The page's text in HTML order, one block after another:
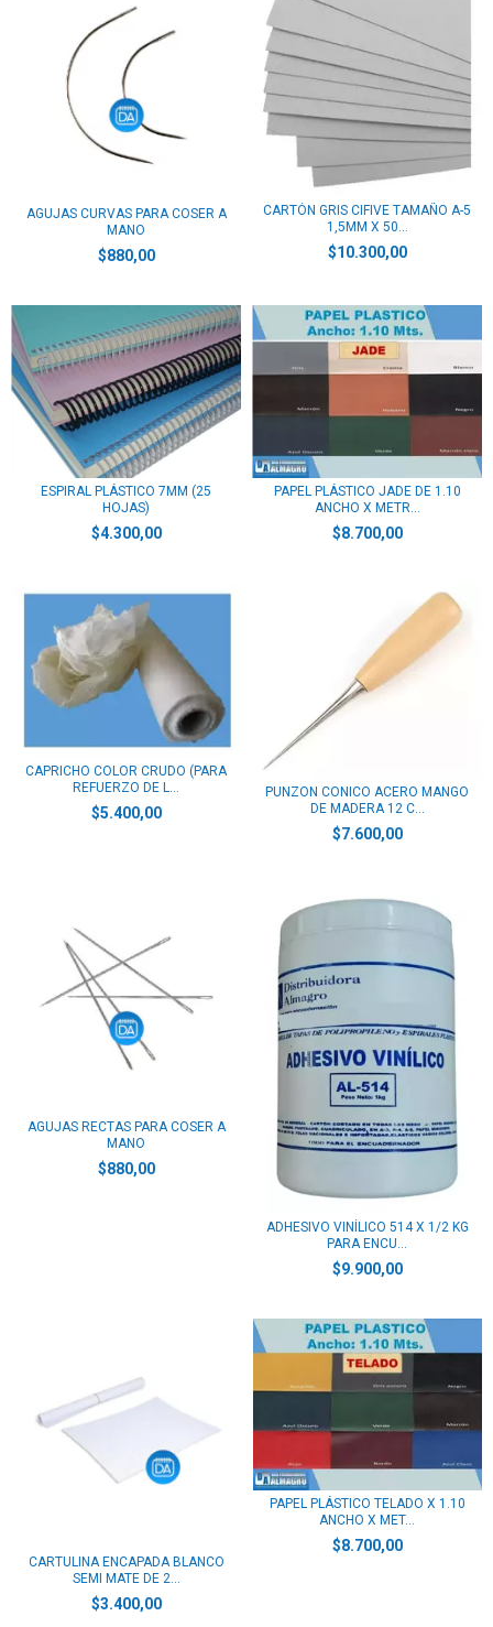
AGUJAS CURVAS PARA COSER A
MANO
$880,00
CARTÓN GRIS CIFIVE TAMAÑO A-5
1,5MM X 50...
$10.300,00
ESPIRAL PLÁSTICO 7MM (25
HOJAS)
$4.300,00
PAPEL PLÁSTICO JADE DE 1.10
ANCHO X METR...
$8.700,00
CAPRICHO COLOR CRUDO (PARA
REFUERZO DE L...
$5.400,00
PUNZON CONICO ACERO MANGO
DE MADERA 12 C...
$7.600,00
AGUJAS RECTAS PARA COSER A
MANO
$880,00
ADHESIVO VINÍLICO 514 X 1/2 KG
PARA ENCU...
$9.900,00
CARTULINA ENCAPADA BLANCO
SEMI MATE DE 2...
$3.400,00
PAPEL PLÁSTICO TELADO X 1.10
ANCHO X MET...
$8.700,00